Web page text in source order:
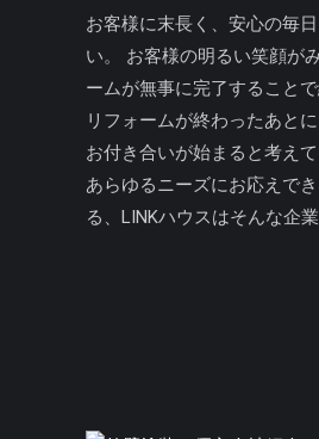
お客様に末長く、安心の毎
い。 お客様の明るい笑顔が
ームが無事に完了すること
リフォームが終わったあと
お付き合いが始まると考え
あらゆるニーズにお応えで
る、LINKハウスはそんな企業